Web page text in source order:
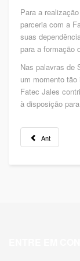
Para a
parceria com a
suas
para a formação
Nas palavras de
um momento
Fatec Jales
à disposição
Ant